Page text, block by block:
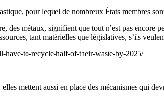
pour lequel de nombreux États membres
des métaux, signifient que tout n’est pas encore
tant matérielles que législatives, s’ils
have-to-recycle-half-of-their-waste-by-2025/
mettent aussi en place des mécanismes qui